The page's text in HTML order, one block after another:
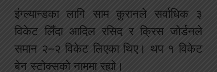
इंग्ल्यान्डका लागि साम कुरानले सर्वाधिक ३
विकेट लिँदा आदिल रसिद र क्रिस जोर्डनले
समान २–२ विकेट लिएका थिए। थप १ विकेट
बेन स्टोक्सको नाममा रह्यो।